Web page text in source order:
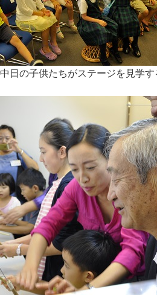
中日の子供たちがステージを見学す